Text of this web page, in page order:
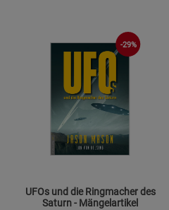
-29%
UFOs und die Ringmacher des
Saturn - Mängelartikel